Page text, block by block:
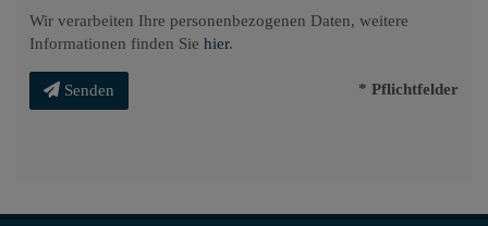
Wir verarbeiten Ihre personenbezogenen Daten, weitere
Informationen finden Sie hier.
Senden * Pflichtfelder